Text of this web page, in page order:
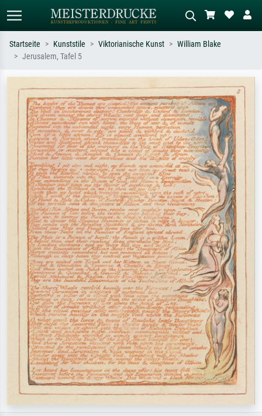
Suchen Sie nach Künstlern, Werktiteln
oder Stilen – z.B. Monet,
Sternennacht, Impressionismus, Welle
Hokusai, Akt.
Beschreiben Sie die Szene – z.B. Grüne
Wiese, Abstrakt mit viel Rot, Dunkles
Ölgemälde, Stehender Akt neben einem
Baum.
Startseite Kunststile Viktorianische Kunst
William Blake
Jerusalem, Tafel 5